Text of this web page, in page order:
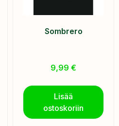
Sombrero
9,99 €
Lisää
ostoskoriin